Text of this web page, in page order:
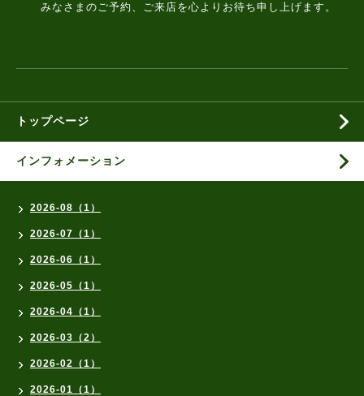
みなさまのご予約、ご来店を心よりお待ち申し上げます。
トップページ
インフォメーション
2026-08（1）
2026-07（1）
2026-06（1）
2026-05（1）
2026-04（1）
2026-03（2）
2026-02（1）
2026-01（1）